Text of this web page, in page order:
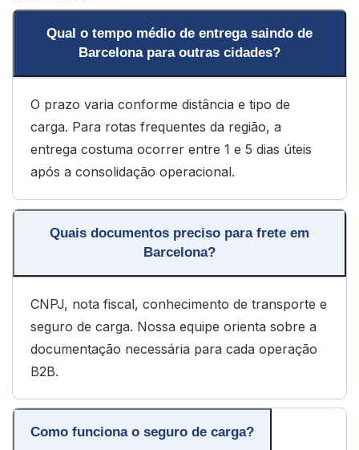
Qual o tempo médio de entrega saindo de
Barcelona para outras cidades?
O prazo varia conforme distância e tipo de
carga. Para rotas frequentes da região, a
entrega costuma ocorrer entre 1 e 5 dias úteis
após a consolidação operacional.
Quais documentos preciso para frete em
Barcelona?
CNPJ, nota fiscal, conhecimento de transporte e
seguro de carga. Nossa equipe orienta sobre a
documentação necessária para cada operação
B2B.
Como funciona o seguro de carga?